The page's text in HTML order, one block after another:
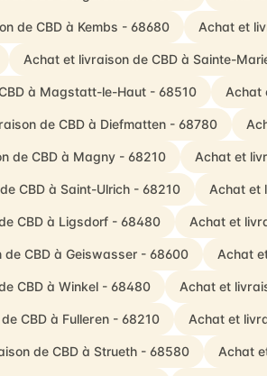
de CBD à Kembs - 68680 Achat et
Achat et livraison de CBD à Sainte-
à Magstatt-le-Haut - 68510 Achat
de CBD à Diefmatten - 68780
de CBD à Magny - 68210 Achat et
CBD à Saint-Ulrich - 68210 Achat et
CBD à Ligsdorf - 68480 Achat et
CBD à Geiswasser - 68600 Achat
CBD à Winkel - 68480 Achat et
CBD à Fulleren - 68210 Achat et
de CBD à Strueth - 68580 Achat